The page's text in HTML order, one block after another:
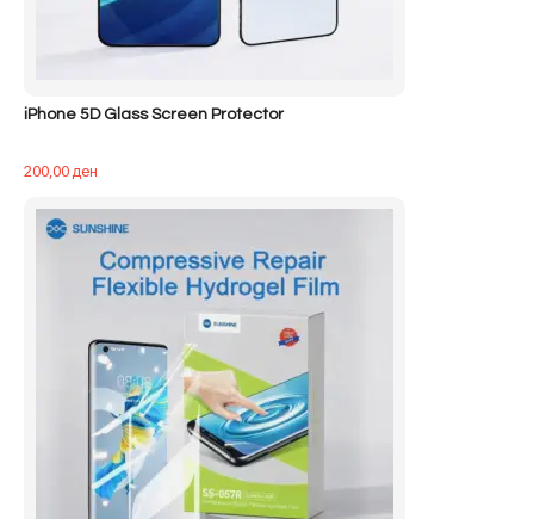
iPhone 5D Glass Screen Protector
200,00ден